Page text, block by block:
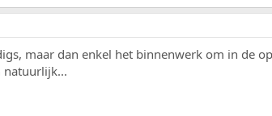
maar dan enkel het binnenwerk om in de
natuurlijk...